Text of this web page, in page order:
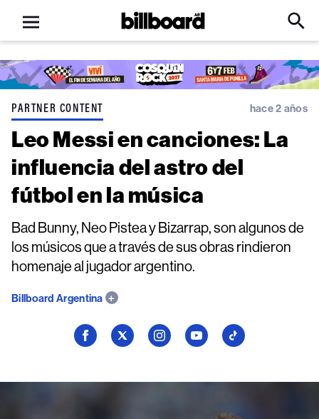
Open
menu
Billboard
Click
Input
PARTNER CONTENT hace 2 años
Leo Messi en canciones: La
influencia del astro del
fútbol en la música
Bad Bunny, Neo Pistea y Bizarrap, son algunos de
los músicos que a través de sus obras rindieron
homenaje al jugador argentino.
Billboard Argentina
Seguí
en
Seguí
en
Seguí
en
Seguí
en
Seguí
en